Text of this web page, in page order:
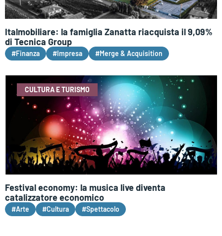
Italmobiliare: la famiglia Zanatta riacquista il 9,09%
di Tecnica Group
#Finanza #Impresa #Merge & Acquisition
CULTURA E TURISMO
Festival economy: la musica live diventa
catalizzatore economico
#Arte #Cultura #Spettacolo